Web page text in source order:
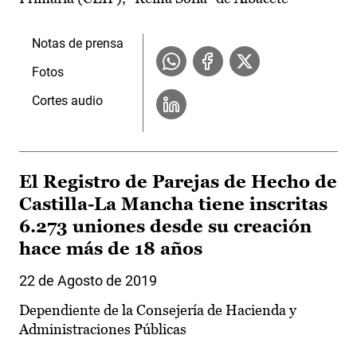
Notas de prensa
Fotos
Cortes audio
El Registro de Parejas de Hecho de
Castilla-La Mancha tiene inscritas
6.273 uniones desde su creación
hace más de 18 años
22 de Agosto de 2019
Dependiente de la Consejería de Hacienda y
Administraciones Públicas